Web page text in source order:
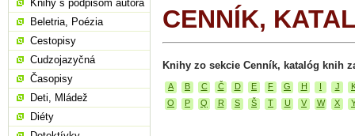
CENNÍK,
Knihy zo sekcie Cenník, katalóg knih
A B C Č D E F G H J
O
P Q R S Š T U V W X
Knihy s podpisom autora
Beletria, Poézia
Cestopisy
Cudzojazyčná
Časopisy
Deti, Mládež
Diéty